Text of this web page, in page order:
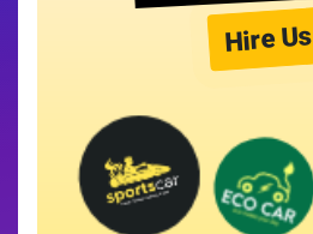
Hire Us